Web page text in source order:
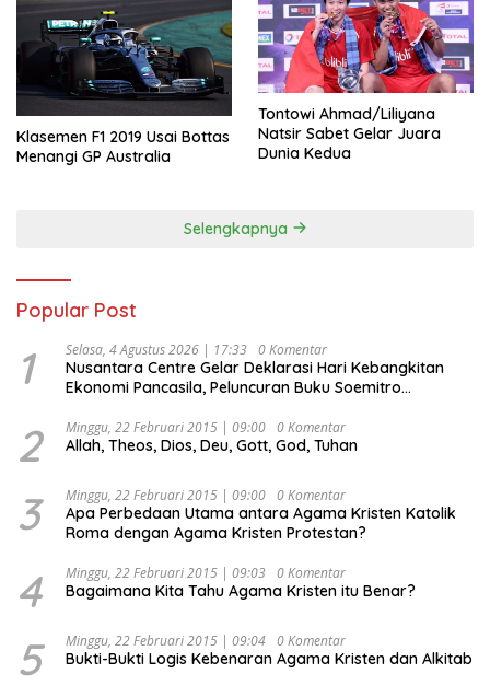
Klasemen F1 2019 Usai Bottas
Menangi GP Australia
Tontowi Ahmad/Liliyana
Natsir Sabet Gelar Juara
Dunia Kedua
Selengkapnya
Popular Post
1 Selasa, 4 Agustus 2026 | 17:33 0 Komentar
Nusantara Centre Gelar Deklarasi Hari Kebangkitan
Ekonomi Pancasila, Peluncuran Buku Soemitro
Ekonomi Politik Indonesia) & Simposium Nasional
“Urgensi Undang-Undang Perekonomian Nasional dan
Indonesia Emas 2045”,
2 Minggu, 22 Februari 2015 | 09:00 0 Komentar
Allah, Theos, Dios, Deu, Gott, God, Tuhan
3 Minggu, 22 Februari 2015 | 09:00 0 Komentar
Apa Perbedaan Utama antara Agama Kristen Katolik
Roma dengan Agama Kristen Protestan?
4 Minggu, 22 Februari 2015 | 09:03 0 Komentar
Bagaimana Kita Tahu Agama Kristen itu Benar?
5 Minggu, 22 Februari 2015 | 09:04 0 Komentar
Bukti-Bukti Logis Kebenaran Agama Kristen dan Alkitab